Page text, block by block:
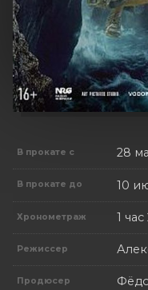
В прокате с 28
В прокате до 10
Хронометраж 1
Режиссер
Продюсер